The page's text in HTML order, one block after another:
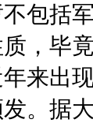
包括
，毕
来出
。据